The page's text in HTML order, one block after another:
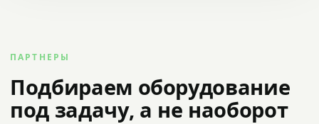
ПАРТНЕРЫ
Подбираем оборудование
под задачу, а не наоборот